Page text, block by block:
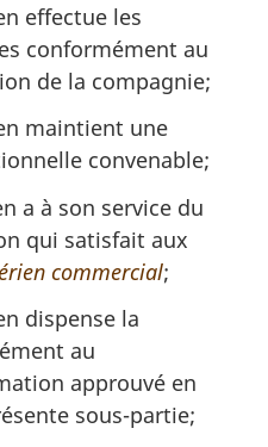
effectue les
conformément au
de la compagnie;
maintient une
convenable;
a à son service du
qui satisfait aux
commercial;
dispense la
au
approuvé en
sous-partie;